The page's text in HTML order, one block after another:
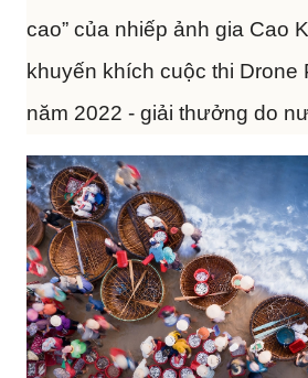
cao” của nhiếp ảnh gia Cao
khuyến khích cuộc thi Drone
năm 2022 - giải thưởng do